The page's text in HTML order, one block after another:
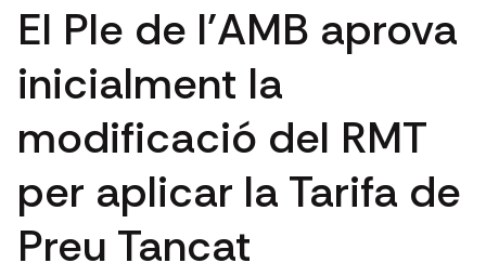
El Ple de l'AMB aprova
inicialment la
modificació del RMT
per aplicar la Tarifa de
Preu Tancat